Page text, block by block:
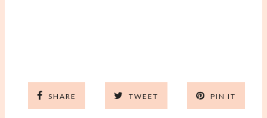
SHARE TWEET PIN IT